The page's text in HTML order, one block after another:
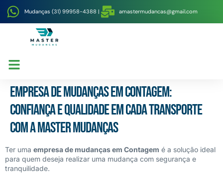
Mudanças (31) 99958-4388 | amastermudancas@gmail.com
Empresa de mudanças em Contagem:
confiança e qualidade em cada transporte
com a Master Mudanças
Ter uma empresa de mudanças em Contagem é a solução ideal
para quem deseja realizar uma mudança com segurança e
tranquilidade.